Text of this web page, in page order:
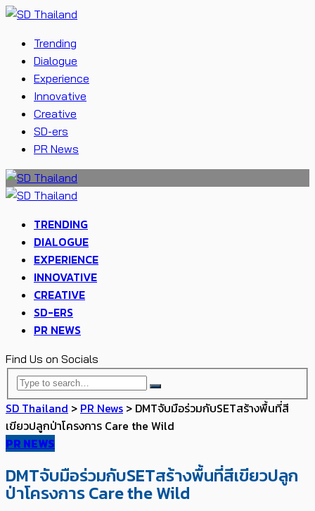
Trending
Dialogue
Experience
Innovative
Creative
SD-ers
PR News
TRENDING
DIALOGUE
EXPERIENCE
INNOVATIVE
CREATIVE
SD-ERS
PR NEWS
Find Us on Socials
SD Thailand > PR News > DMTจับมือร่วมกับSETสร้างพื้นที่สี
เขียวปลูกป่าโครงการ Care the Wild
PR NEWS
DMTจับมือร่วมกับSETสร้างพื้นที่สีเขียวปลูก
ป่าโครงการ Care the Wild